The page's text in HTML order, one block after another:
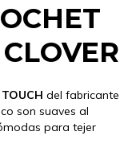
del fabricante
son suaves al
para tejer